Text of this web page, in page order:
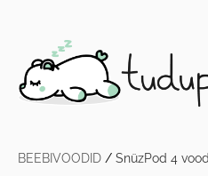
BEEBIVOODID / SnüzPod 4